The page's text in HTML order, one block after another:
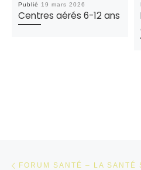
Publié 19 mars 2026
Centres aérés 6-12 ans
Parcourir les articles
FORUM SANTÉ – LA SANTÉ